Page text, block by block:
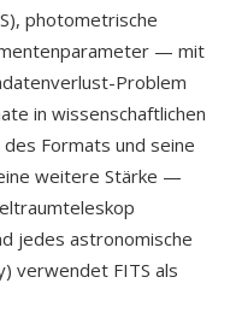
photometrische
— mit
Problem
in wissenschaftlichen
Formats und seine
weitere Stärke —
jedes astronomische
verwendet FITS als